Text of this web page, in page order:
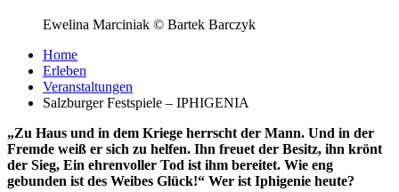
Ewelina Marciniak © Bartek Barczyk
Home
Erleben
Veranstaltungen
Salzburger Festspiele – IPHIGENIA
„Zu Haus und in dem Kriege herrscht der Mann. Und in der
Fremde weiß er sich zu helfen. Ihn freuet der Besitz, ihn krönt
der Sieg, Ein ehrenvoller Tod ist ihm bereitet. Wie eng
gebunden ist des Weibes Glück!“ Wer ist Iphigenie heute?